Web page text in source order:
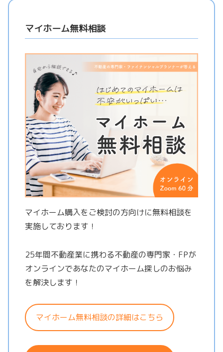
マイホーム無料相談
マイホーム購入をご検討の方向けに無料相談を
実施しております！
25年間不動産業に携わる不動産の専門家・FPが
オンラインであなたのマイホーム探しのお悩み
を解決します！
マイホーム無料相談の詳細はこちら